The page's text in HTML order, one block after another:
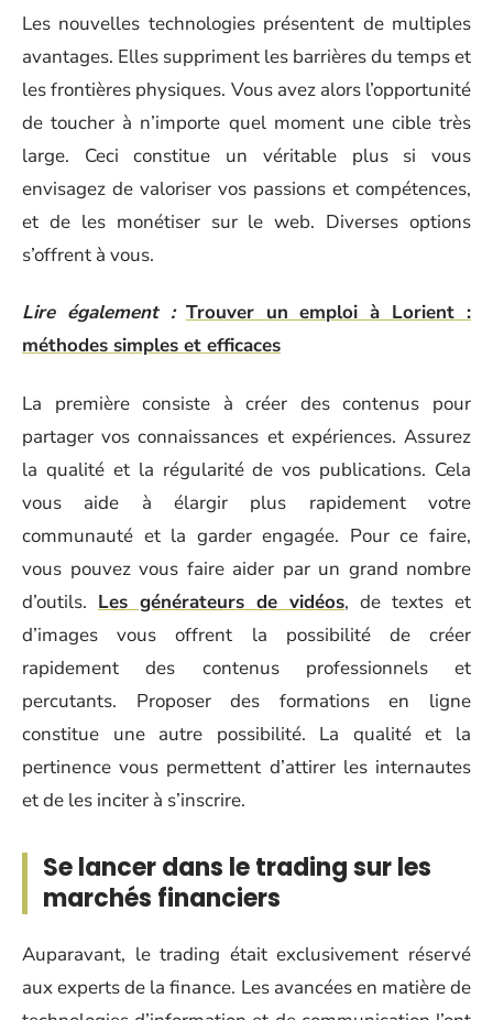
Les nouvelles technologies présentent de multiples
avantages. Elles suppriment les barrières du temps et
les frontières physiques. Vous avez alors l’opportunité
de toucher à n’importe quel moment une cible très
large. Ceci constitue un véritable plus si vous
envisagez de valoriser vos passions et compétences,
et de les monétiser sur le web. Diverses options
s’offrent à vous.
Lire également : Trouver un emploi à Lorient :
méthodes simples et efficaces
La première consiste à créer des contenus pour
partager vos connaissances et expériences. Assurez
la qualité et la régularité de vos publications. Cela
vous aide à élargir plus rapidement votre
communauté et la garder engagée. Pour ce faire,
vous pouvez vous faire aider par un grand nombre
d’outils. Les générateurs de vidéos, de textes et
d’images vous offrent la possibilité de créer
rapidement des contenus professionnels et
percutants. Proposer des formations en ligne
constitue une autre possibilité. La qualité et la
pertinence vous permettent d’attirer les internautes
et de les inciter à s’inscrire.
Se lancer dans le trading sur les
marchés financiers
Auparavant, le trading était exclusivement réservé
aux experts de la finance. Les avancées en matière de